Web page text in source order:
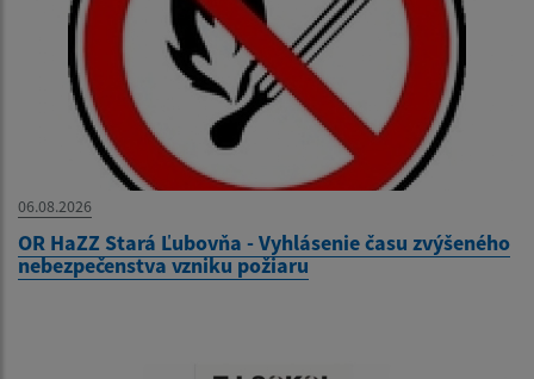
06.08.2026
OR HaZZ Stará Ľubovňa - Vyhlásenie času zvýšeného
nebezpečenstva vzniku požiaru